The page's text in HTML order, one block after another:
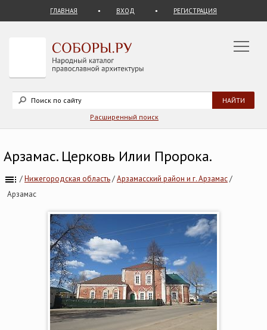
ГЛАВНАЯ ВХОД РЕГИСТРАЦИЯ
Расширенный поиск
Арзамас. Церковь Илии Пророка.
/Нижегородская область/Арзамасский район и г. Арзамас/
Арзамас